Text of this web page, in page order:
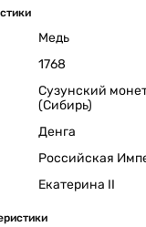
Медь
1768
Сузунский
(Сибирь)
Денга
Российская
Екатерина II